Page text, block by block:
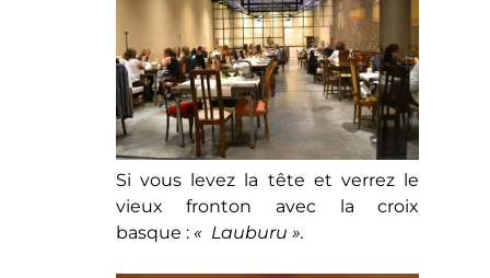
Si vous levez la tête et verrez le
vieux fronton avec la croix
basque : « Lauburu ».